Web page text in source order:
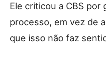
Ele criticou a CBS por
processo, em vez de
que isso não faz